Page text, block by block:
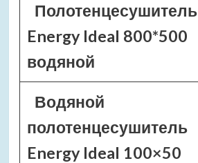
Полотенцесушитель
Energy Ideal 800*500
водяной
Водяной
полотенцесушитель
Energy Ideal 100×50